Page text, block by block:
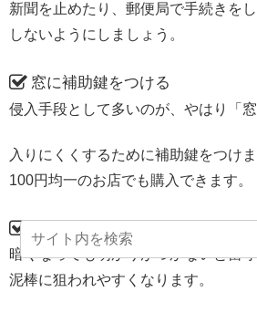
新聞を止めたり、郵便局で手続きを
しないようにしましょう。
窓に補助鍵をつける
侵入手段として多いのが、やはり「窓
入りにくくするために補助鍵をつけま
100円均一のお店でも購入できます。
タイマー付きの電灯
暗くなっても明かりがつかないと留
泥棒に狙われやすくなります。